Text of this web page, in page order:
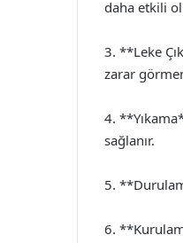
daha etkili
3. **Leke
zarar
4.
sağlanır.
5.
6.